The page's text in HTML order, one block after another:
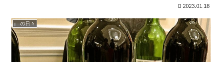
2023.01.18
j の日々